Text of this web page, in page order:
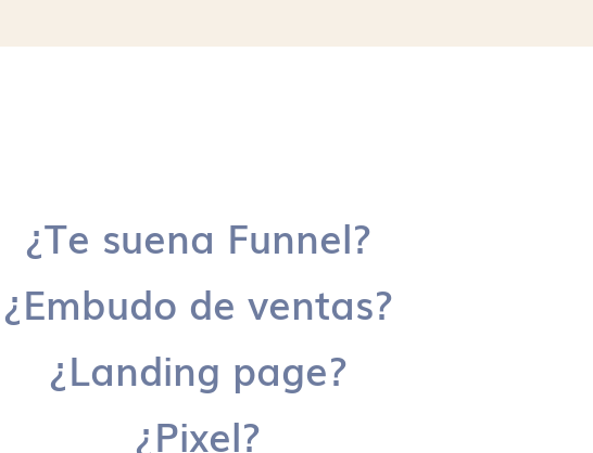
¿Te suena Funnel?
¿Embudo de ventas?
¿Landing page?
¿Pixel?